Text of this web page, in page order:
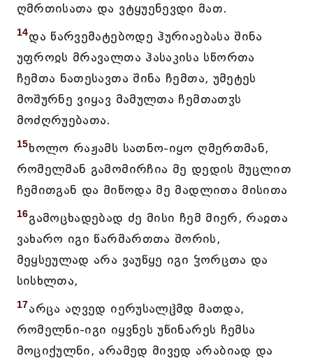
ღმრთისათა და ვტყუენევდი მათ.
14და წარვემატებოდე ჰურიაებასა შინა
უფროჲს მრავალთა ჰასაკისა სწორთა
ჩემთა ნათესავთა შინა ჩემთა, უმეტეს
მოშურნე ვიყავ მამულთა ჩემთათჳს
მოძღრუებათა.
15ხოლო რაჟამს სათნო-იყო ღმერთმან,
რომელმან გამომირჩია მე დედის მუცლით
ჩემითგან და მიწოდა მე მადლითა მისითა
16გამოცხადებად ძე მისი ჩემ მიერ, რაჲთა
ვახარო იგი წარმართთა შორის,
მეყსეულად არა ვაუწყე იგი ჴორცთა და
სისხლთა,
17არცა აღვედ იერუსალჱმდ მათდა,
რომელნი-იგი იყვნეს უწინარეს ჩემსა
მოციქულნი, არამედ მივედ არაბიად და